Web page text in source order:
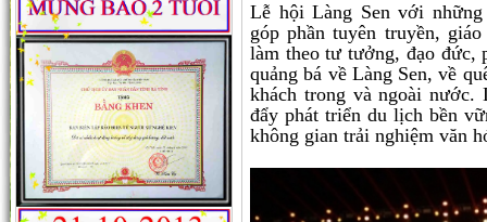
Lễ hội Làng Sen với
góp phần tuyên truyền,
làm theo tư tưởng, đạo
quảng bá về Làng Sen, về
khách trong và ngoài
đẩy phát triển du lịch bền
không gian trải nghiệm văn